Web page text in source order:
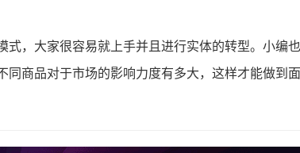
式，大家很容易就上手并且进行实体的转型。小编
商品对于市场的影响力度有多大，这样才能做到